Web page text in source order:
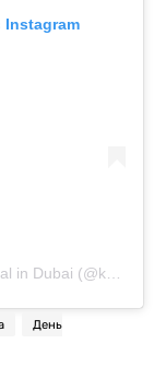
Instagram
Публикация от Kazakh Consulate General in Dubai (@kazconsulate_dubai)
День